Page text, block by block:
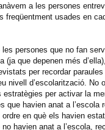
a les persones
freqüentment usades en
persones que no fan
(ja que depenen més
per recordar
nivell d’escolarització. No
estratègies per activar la
que havien anat a l’escola
en què els havien
havien anat a l’escola,